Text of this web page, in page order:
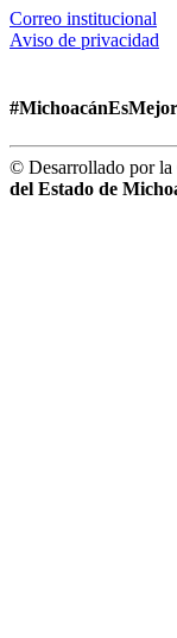
Correo institucional
Aviso de privacidad
#MichoacánEsMejor
© Desarrollado por la
del Estado de